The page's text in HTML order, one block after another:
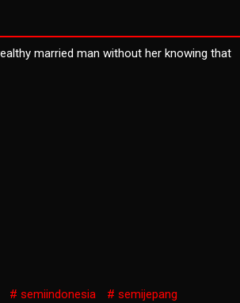
married man without her knowing that
semiindonesia
semijepang